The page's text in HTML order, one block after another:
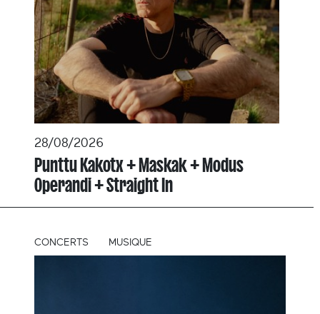
28/08/2026
Punttu Kakotx + Maskak + Modus
Operandi + Straight In
CONCERTS MUSIQUE